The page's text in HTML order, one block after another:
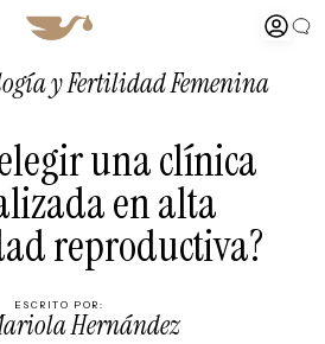
yFertilidad Femenina
una clínica
en alta
reproductiva?
ESCRITO POR:
Hernández